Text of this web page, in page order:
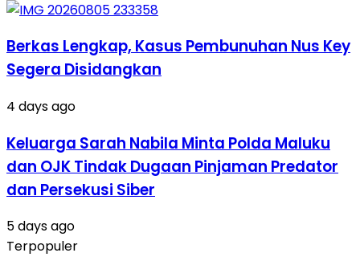
Berkas Lengkap, Kasus Pembunuhan Nus Key
Segera Disidangkan
4 days ago
Keluarga Sarah Nabila Minta Polda Maluku
dan OJK Tindak Dugaan Pinjaman Predator
dan Persekusi Siber
5 days ago
Terpopuler